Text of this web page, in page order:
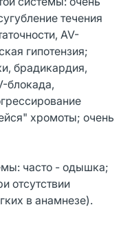
течения
AV-
гипотензия;
брадикардия,
блокада,
хромоты; очень
часто - одышка;
отсутствии
в анамнезе).